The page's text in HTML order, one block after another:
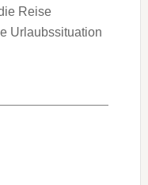
Reise
Urlaubssituation